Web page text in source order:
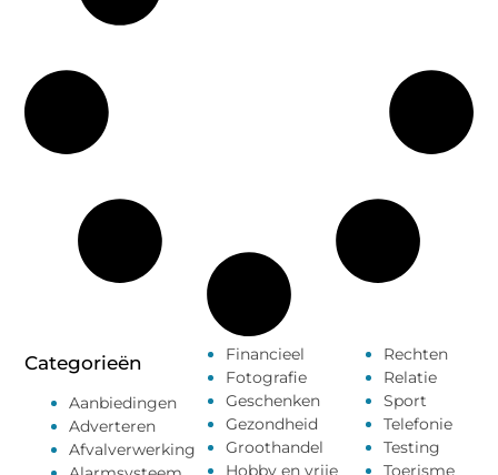
Categorieën
Aanbiedingen
Adverteren
Afvalverwerking
Financieel
Fotografie
Geschenken
Gezondheid
Groothandel
Hobby en vrije
Rechten
Relatie
Sport
Telefonie
Testing
Toerisme